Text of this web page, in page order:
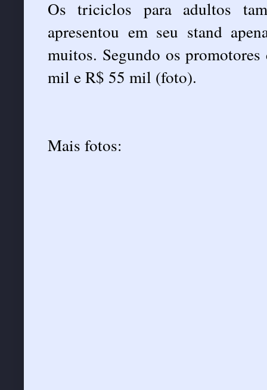
Os triciclos para adultos
apresentou em seu stand
muitos. Segundo os
mil e R$ 55 mil (foto).
Mais fotos: